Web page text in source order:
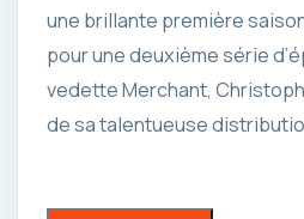
une brillante première
pour une deuxième série
vedette Merchant,
de sa talentueuse